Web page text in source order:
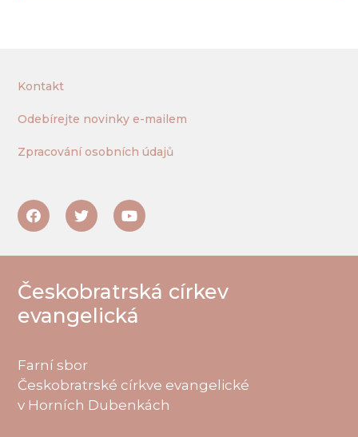
Kontakt
Odebírejte novinky e-mailem
Zpracování osobních údajů
Českobratrská církev
evangelická
Farní sbor
Českobratrské církve evangelické
v Horních Dubenkách